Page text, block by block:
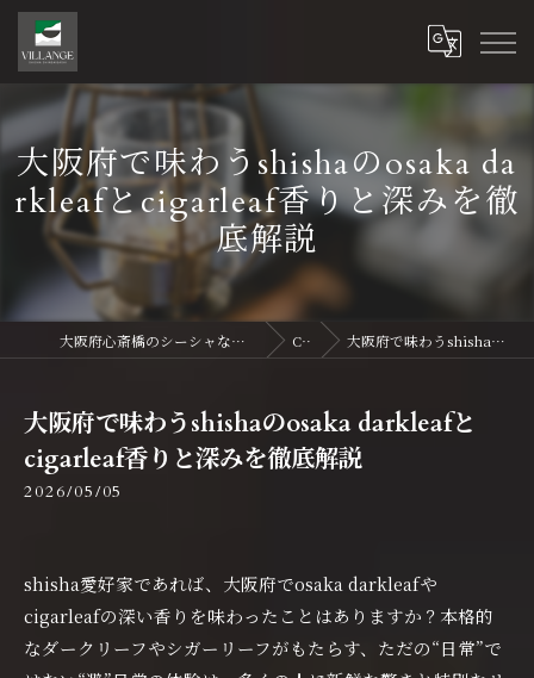
大阪府で味わうshishaのosaka da
rkleafとcigarleaf香りと深みを徹
底解説
大阪府心斎橋のシーシャならVillange Shisha Shinsaibasi〜ヴィランジュ シーシャ 心斎橋 Column 大阪府で味わうshishaのosaka darkleafとcigarleaf香りと深みを徹底解説
大阪府で味わうshishaのosaka darkleafと
cigarleaf香りと深みを徹底解説
2026/05/05
shisha愛好家であれば、大阪府でosaka darkleafや
cigarleafの深い香りを味わったことはありますか？本格的
なダークリーフやシガーリーフがもたらす、ただの“日常”で